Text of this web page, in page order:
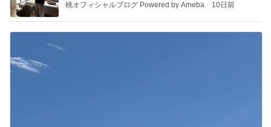
桃オフィシャルブログ Powered by Ameba 10日前